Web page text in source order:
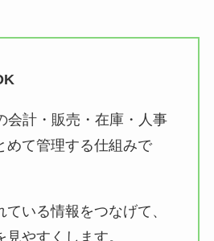
会計・販売・在庫・人事
めて管理する仕組みで
いる情報をつなげて、
やすくします。